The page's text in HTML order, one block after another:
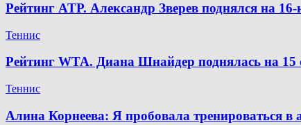
Рейтинг ATP. Александр Зверев поднялся на
Теннис
Рейтинг WTA. Диана Шнайдер поднялась на 15
Теннис
Алина Корнеева: Я пробовала тренироваться